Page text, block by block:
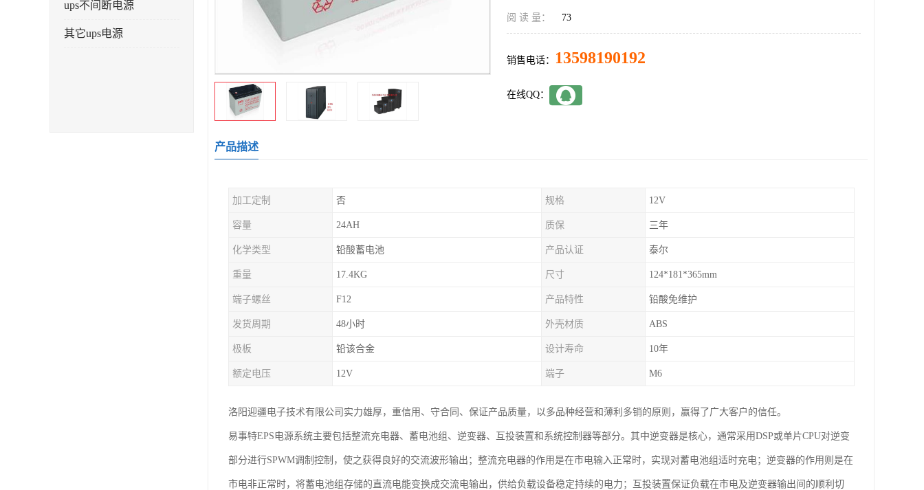
ups不间断电源
其它ups电源
阅 读 量： 73
销售电话： 13598190192
在线QQ：
产品描述
加工定制 否 规格 12V
容量 24AH 质保 三年
化学类型 铅酸蓄电池 产品认证 泰尔
重量 17.4KG 尺寸 124*181*365mm
端子螺丝 F12 产品特性 铅酸免维护
发货周期 48小时 外壳材质 ABS
极板 铅该合金 设计寿命 10年
额定电压 12V 端子 M6
洛阳迎疆电子技术有限公司实力雄厚，重信用、守合同、保证产品质量，以多品种经营和薄利多销的原则，赢得了广大客户的信任。
易事特EPS电源系统主要包括整流充电器、蓄电池组、逆变器、互投装置和系统控制器等部分。其中逆变器是核心，通常采用DSP或单片CPU对逆变
部分进行SPWM调制控制，使之获得良好的交流波形输出；整流充电器的作用是在市电输入正常时，实现对蓄电池组适时充电；逆变器的作用则是在
市电非正常时，将蓄电池组存储的直流电能变换成交流电输出，供给负载设备稳定持续的电力；互投装置保证负载在市电及逆变器输出间的顺利切